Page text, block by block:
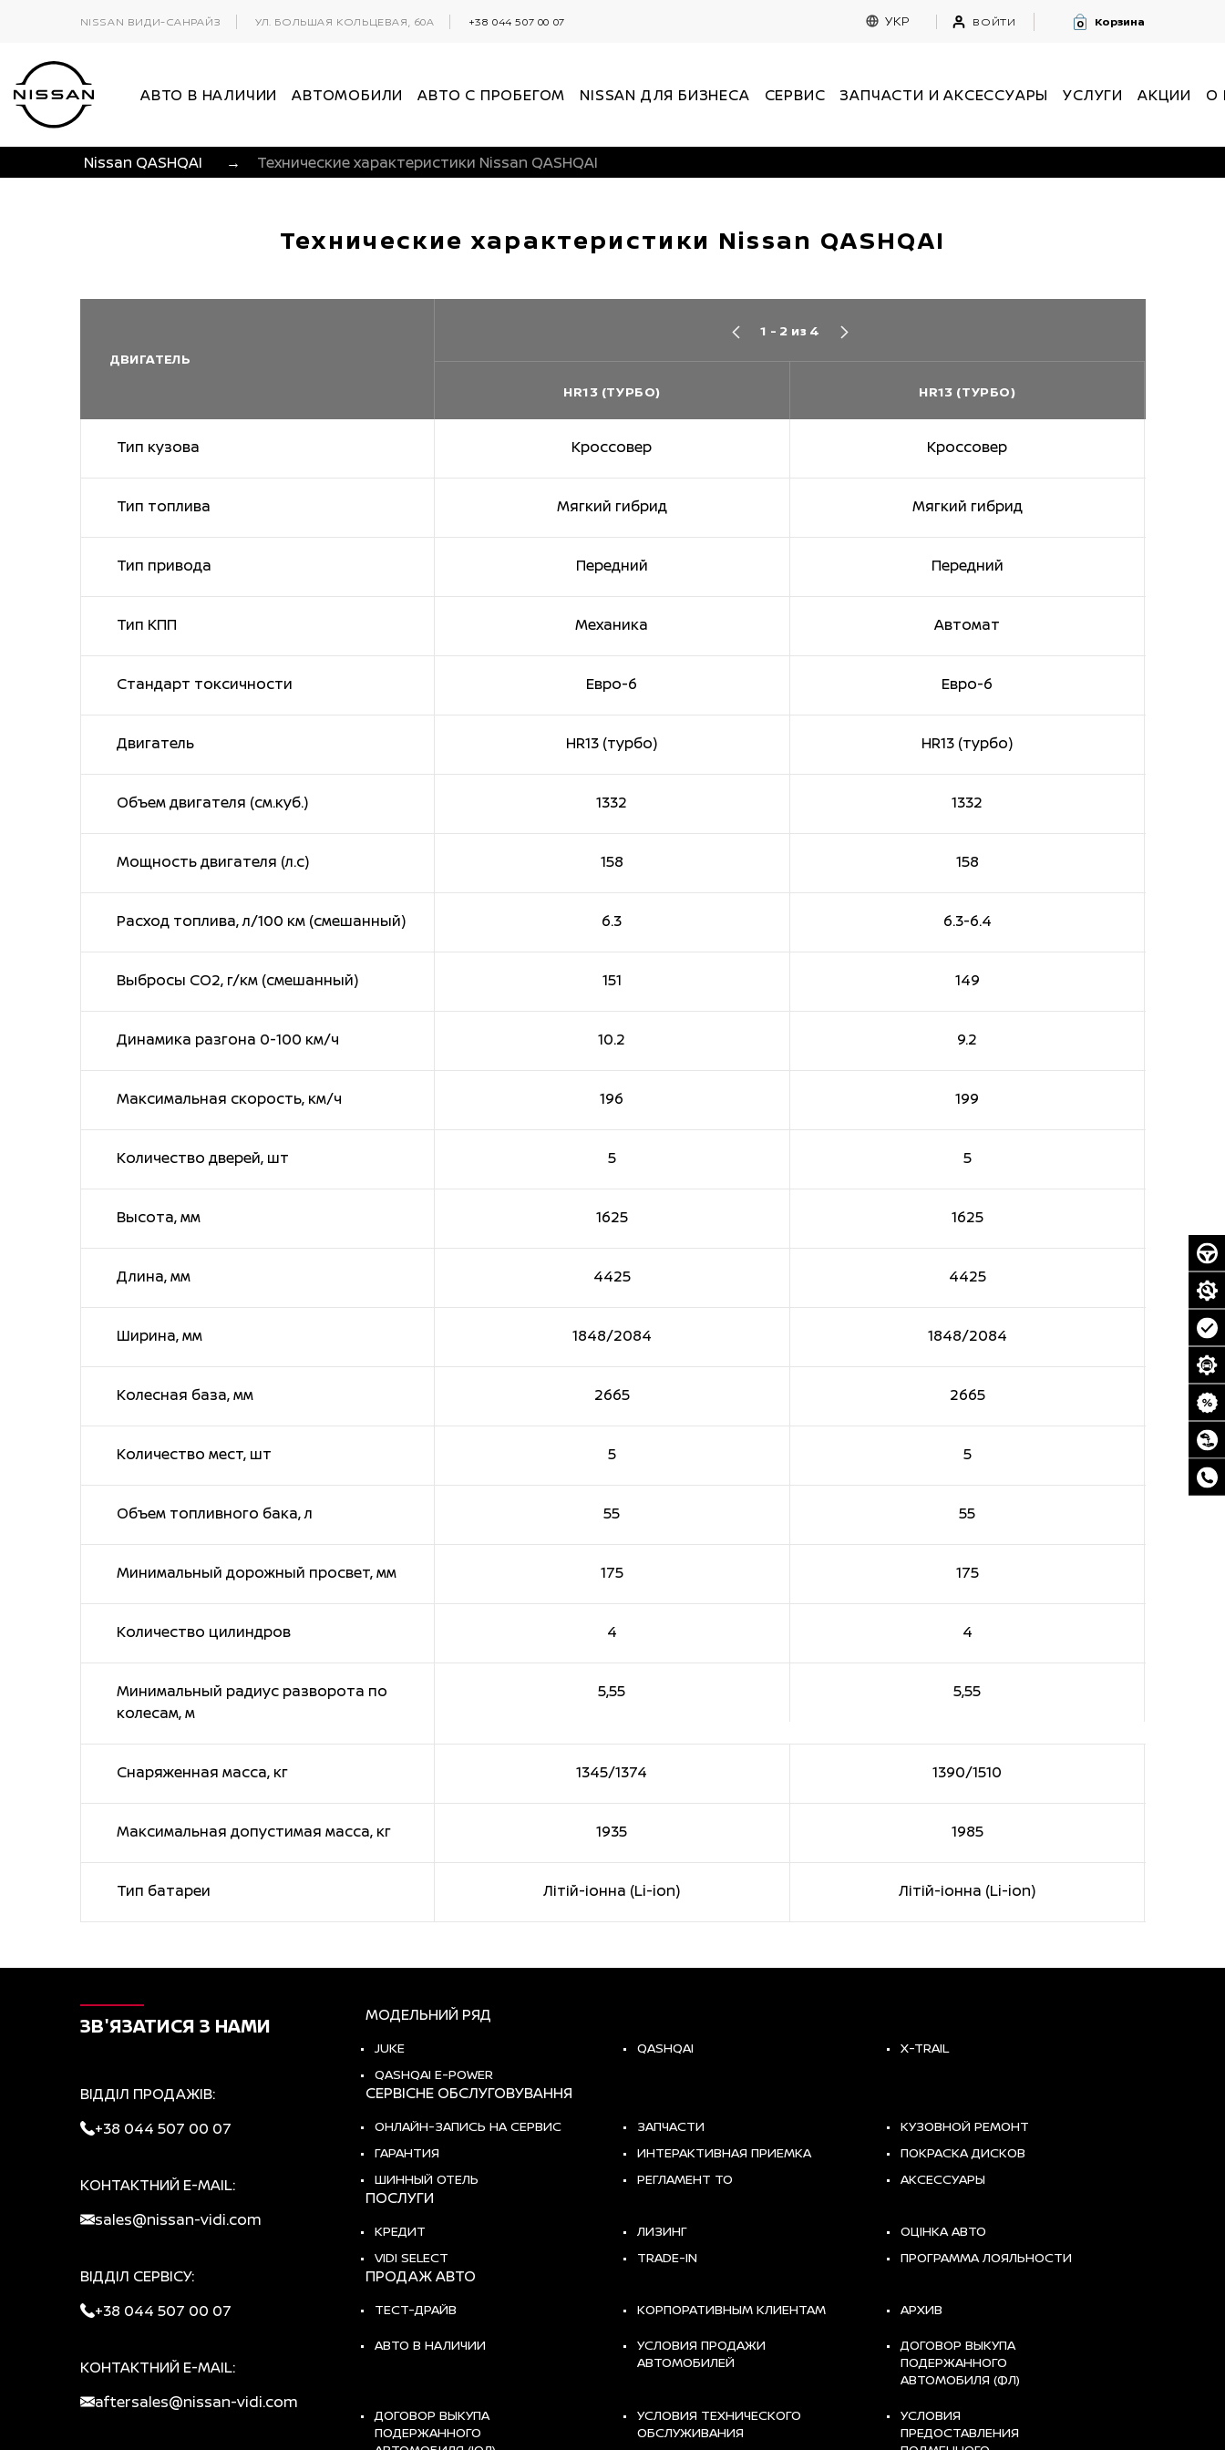
NISSAN ВИДИ-САНРАЙЗ УЛ. БОЛЬШАЯ КОЛЬЦЕВАЯ, 60А +38 044 507 00 07 УКР ВОЙТИ 0 Корзина
АВТО В НАЛИЧИИ АВТОМОБИЛИ АВТО С ПРОБЕГОМ NISSAN ДЛЯ БИЗНЕСА СЕРВИС ЗАПЧАСТИ И АКСЕССУАРЫ УСЛУГИ АКЦИИ О
Nissan QASHQAI → Технические характеристики Nissan QASHQAI
Технические характеристики Nissan QASHQAI
ДВИГАТЕЛЬ
1 - 2 из 4
HR13 (ТУРБО) HR13 (ТУРБО)
Тип кузова Кроссовер Кроссовер
Тип топлива Мягкий гибрид Мягкий гибрид
Тип привода Передний Передний
Тип КПП Механика Автомат
Стандарт токсичности Евро-6 Евро-6
Двигатель HR13 (турбо) HR13 (турбо)
Объем двигателя (см.куб.) 1332 1332
Мощность двигателя (л.с) 158 158
Расход топлива, л/100 км (смешанный) 6.3 6.3-6.4
Выбросы CO2, г/км (смешанный) 151 149
Динамика разгона 0-100 км/ч 10.2 9.2
Максимальная скорость, км/ч 196 199
Количество дверей, шт 5 5
Высота, мм 1625 1625
Длина, мм 4425 4425
Ширина, мм 1848/2084 1848/2084
Колесная база, мм 2665 2665
Количество мест, шт 5 5
Объем топливного бака, л 55 55
Минимальный дорожный просвет, мм 175 175
Количество цилиндров 4 4
Минимальный радиус разворота по
колесам, м
5,55 5,55
Снаряженная масса, кг 1345/1374 1390/1510
Максимальная допустимая масса, кг 1935 1985
Тип батареи Літій-іонна (Li-ion) Літій-іонна (Li-ion)
ЗВ'ЯЗАТИСЯ З НАМИ
ВІДДІЛ ПРОДАЖІВ:
+38 044 507 00 07
КОНТАКТНИЙ E-MAIL:
sales@nissan-vidi.com
ВІДДІЛ СЕРВІСУ:
+38 044 507 00 07
КОНТАКТНИЙ E-MAIL:
aftersales@nissan-vidi.com
МОДЕЛЬНИЙ РЯД
JUKE QASHQAI
X-TRAIL
QASHQAI E-POWER
СЕРВІСНЕ ОБСЛУГОВУВАННЯ
ОНЛАЙН-ЗАПИСЬ НА СЕРВИС ЗАПЧАСТИ
КУЗОВНОЙ РЕМОНТ
ГАРАНТИЯ
ИНТЕРАКТИВНАЯ ПРИЕМКА
ПОКРАСКА ДИСКОВ
ШИННЫЙ ОТЕЛЬ
РЕГЛАМЕНТ ТО АКСЕССУАРЫ
ПОСЛУГИ
КРЕДИТ ЛИЗИНГ
ОЦІНКА АВТО
VIDI SELECT
TRADE-IN ПРОГРАММА ЛОЯЛЬНОСТИ
ПРОДАЖ АВТО
ТЕСТ-ДРАЙВ КОРПОРАТИВНЫМ КЛИЕНТАМ АРХИВ
АВТО В НАЛИЧИИ
УСЛОВИЯ ПРОДАЖИ
АВТОМОБИЛЕЙ
ДОГОВОР ВЫКУПА
ПОДЕРЖАННОГО
АВТОМОБИЛЯ (ФЛ)
ДОГОВОР ВЫКУПА
ПОДЕРЖАННОГО
УСЛОВИЯ ТЕХНИЧЕСКОГО
ОБСЛУЖИВАНИЯ
УСЛОВИЯ
ПРЕДОСТАВЛЕНИЯ